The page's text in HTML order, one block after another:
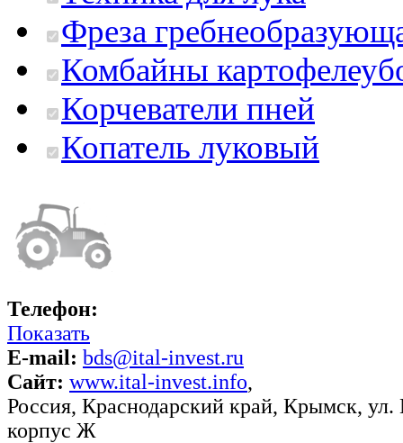
Фреза
Комбайны
Корчеватели пней
Копатель луковый
Телефон:
Показать
E-mail: bds@ital-invest.ru
Сайт: www.ital-invest.info,
Россия, Краснодарский край, Крымск, ул.
корпус Ж